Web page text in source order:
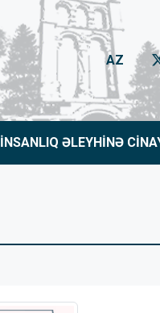
AZ
İNSANLIQ ƏLEYHİNƏ